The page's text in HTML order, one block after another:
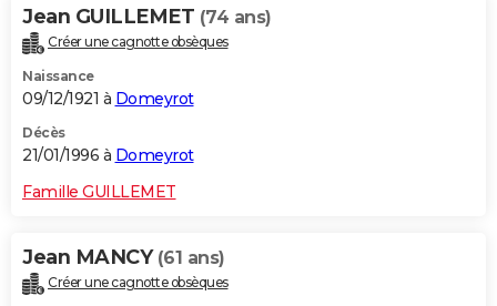
Jean GUILLEMET (74 ans)
Créer une cagnotte obsèques
Naissance
09/12/1921 à Domeyrot
Décès
21/01/1996 à Domeyrot
Famille GUILLEMET
Jean MANCY (61 ans)
Créer une cagnotte obsèques